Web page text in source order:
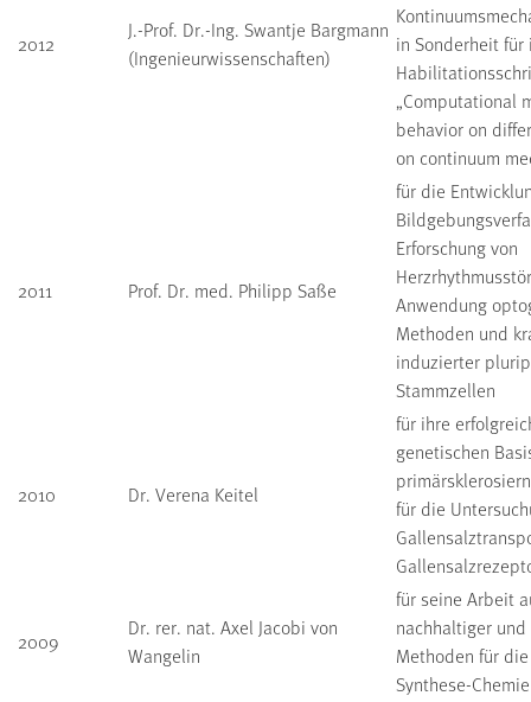
2012
J.-Prof. Dr.-Ing. Swantje Bargmann
(Ingenieurwissenschaften)
in Sonderheit für
„Computational
behavior on
on continuum
2011 Prof. Dr. med. Philipp Saße
für die
Erforschung von
Anwendung
Methoden und
induzierter
Stammzellen
2010 Dr. Verena Keitel
für ihre
genetischen
für die
2009
Dr. rer. nat. Axel Jacobi von
Wangelin
für seine Arbeit
nachhaltiger
Methoden für
Synthese-Chemie